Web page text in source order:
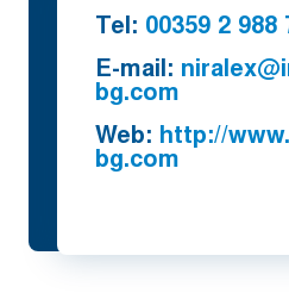
Tel: 00359 2 988
E-mail:
bg.com
Web: http://
bg.com